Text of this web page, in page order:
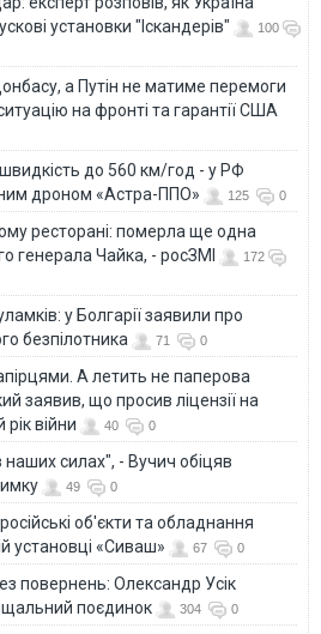
установки "Іскандерів"
100
а Путін не матиме перемоги
на фронті та гарантії США
до 560 км/год - у РФ
дроном «Астра-ППО»
125 0
ресторані: померла ще одна
генерала Чайка, - росЗМІ
172
у Болгарії заявили про
безпілотника
71 0
А летить не паперова
заявив, що просив ліцензії на
війни
40 0
силах", - Вучич обіцяв
49 0
об'єкти та обладнання
установці «Сиваш»
67 0
повернень: Олександр Усік
поєдинок
304 0